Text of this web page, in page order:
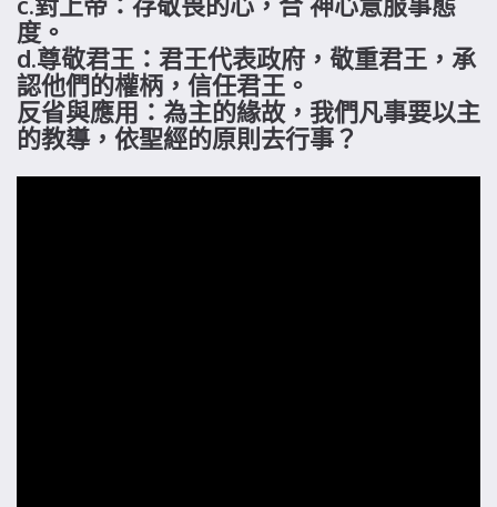
度。
d.尊敬君王：君王代表政府，敬重君王，承
認他們的權柄，信任君王。
反省與應用：為主的緣故，我們凡事要以主
的教導，依聖經的原則去行事？